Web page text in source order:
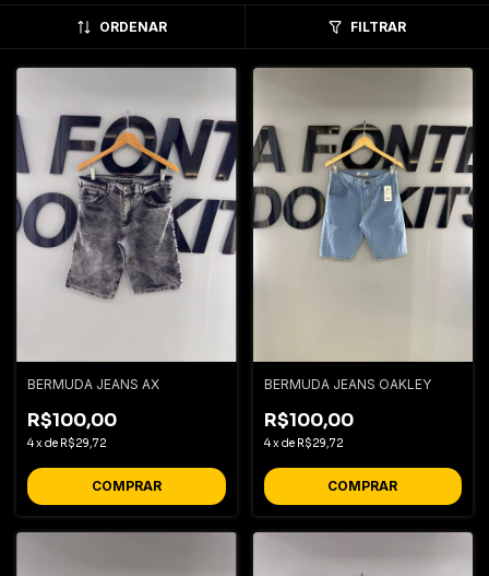
ORDENAR FILTRAR
BERMUDA JEANS AX
R$100,00
4xde R$29,72
COMPRAR
BERMUDA JEANS OAKLEY
R$100,00
4xde R$29,72
COMPRAR